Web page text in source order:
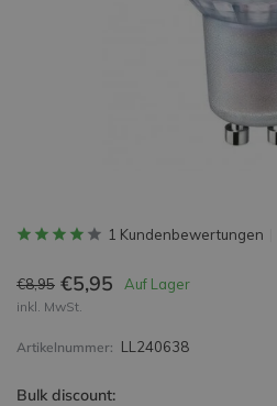
1 Kundenbewertungen
€8,95 €5,95 Auf Lager
inkl. MwSt.
Artikelnummer: LL240638
Bulk discount: